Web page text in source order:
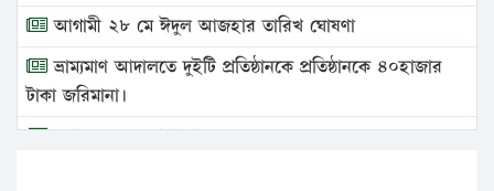
আগামী ২৮ মে ঈদুল আজহার তারিখ ঘোষণা
ভ্রাম্যমাণ আদালতে দুইটি প্রতিষ্ঠানকে প্রতিষ্ঠানকে ৪০হাজার
টাকা জরিমানা।
এবার লঞ্চের ভাড়া বাড়ল